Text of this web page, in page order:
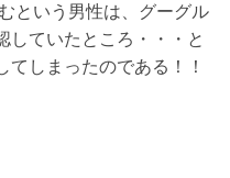
という男性は、グーグル
していたところ・・・と
てしまったのである！！